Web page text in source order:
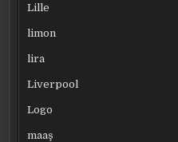
Lille
limon
lira
Liverpool
Logo
maaş